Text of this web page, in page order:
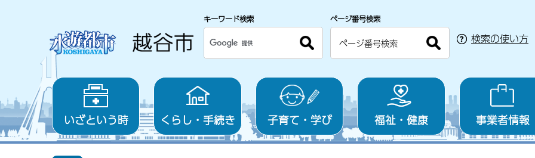
キーワード検索 ページ番号検索
検索の使い方
いざという時 くらし・手続き 子育て・学び 福祉・健康 事業者情報